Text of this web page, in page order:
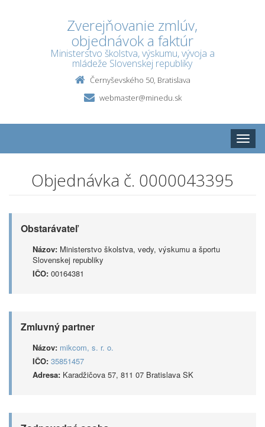
Zverejňovanie zmlúv,
objednávok a faktúr
Ministerstvo školstva, výskumu, vývoja a
mládeže Slovenskej republiky
Černyševského 50, Bratislava
webmaster@minedu.sk
Toggle
Objednávka č. 0000043395
Obstarávateľ
Názov: Ministerstvo školstva, vedy, výskumu a športu
Slovenskej republiky
IČO: 00164381
Zmluvný partner
Názov: mikcom, s. r. o.
IČO: 35851457
Adresa: Karadžičova 57, 811 07 Bratislava SK